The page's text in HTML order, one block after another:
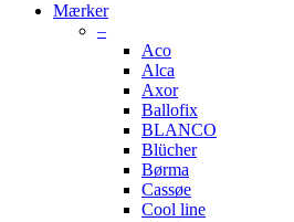
Mærker
–
Aco
Alca
Axor
Ballofix
BLANCO
Blücher
Børma
Cassøe
Cool line